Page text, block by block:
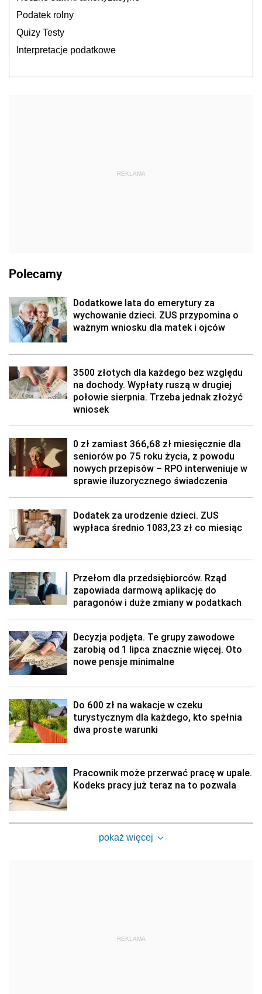
Podatek rolny
Quizy Testy
Interpretacje podatkowe
REKLAMA
Polecamy
Dodatkowe lata do emerytury za
wychowanie dzieci. ZUS przypomina o
ważnym wniosku dla matek i ojców
3500 złotych dla każdego bez względu
na dochody. Wypłaty ruszą w drugiej
połowie sierpnia. Trzeba jednak złożyć
wniosek
0 zł zamiast 366,68 zł miesięcznie dla
seniorów po 75 roku życia, z powodu
nowych przepisów – RPO interweniuje w
sprawie iluzorycznego świadczenia
Dodatek za urodzenie dzieci. ZUS
wypłaca średnio 1083,23 zł co miesiąc
Przełom dla przedsiębiorców. Rząd
zapowiada darmową aplikację do
paragonów i duże zmiany w podatkach
Decyzja podjęta. Te grupy zawodowe
zarobią od 1 lipca znacznie więcej. Oto
nowe pensje minimalne
Do 600 zł na wakacje w czeku
turystycznym dla każdego, kto spełnia
dwa proste warunki
Pracownik może przerwać pracę w upale.
Kodeks pracy już teraz na to pozwala
pokaż więcej
REKLAMA